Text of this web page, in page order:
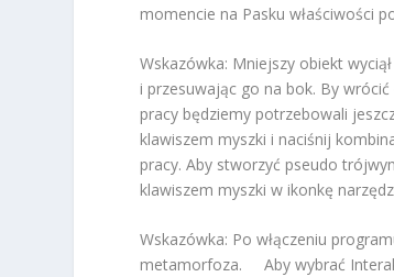
momencie na Pasku właściwości
Wskazówka: Mniejszy obiekt
i przesuwając go na bok. By
pracy będziemy potrzebowali
klawiszem myszki i naciśnij
pracy. Aby stworzyć pseudo
klawiszem myszki w ikonkę
Wskazówka: Po włączeniu
metamorfoza. Aby wybrać